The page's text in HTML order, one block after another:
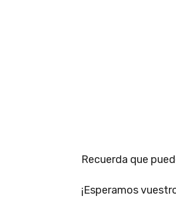
Recuerda que
¡Esperamos